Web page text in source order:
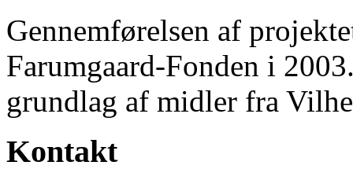
Gennemførelsen af
Farumgaard-Fonden i
grundlag af midler fra
Kontakt